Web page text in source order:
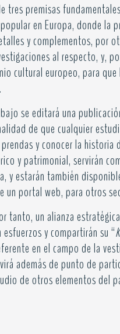
tres premisas
en Europa, donde la
y complementos, por
al respecto, y,
cultural europeo, para
se editará una
de que cualquier
y conocer la
y patrimonial, servirán
y estarán también
un portal web, para otros
tanto, un alianza
y compartirán su “
en el campo de la
además de punto de
de otros elementos del